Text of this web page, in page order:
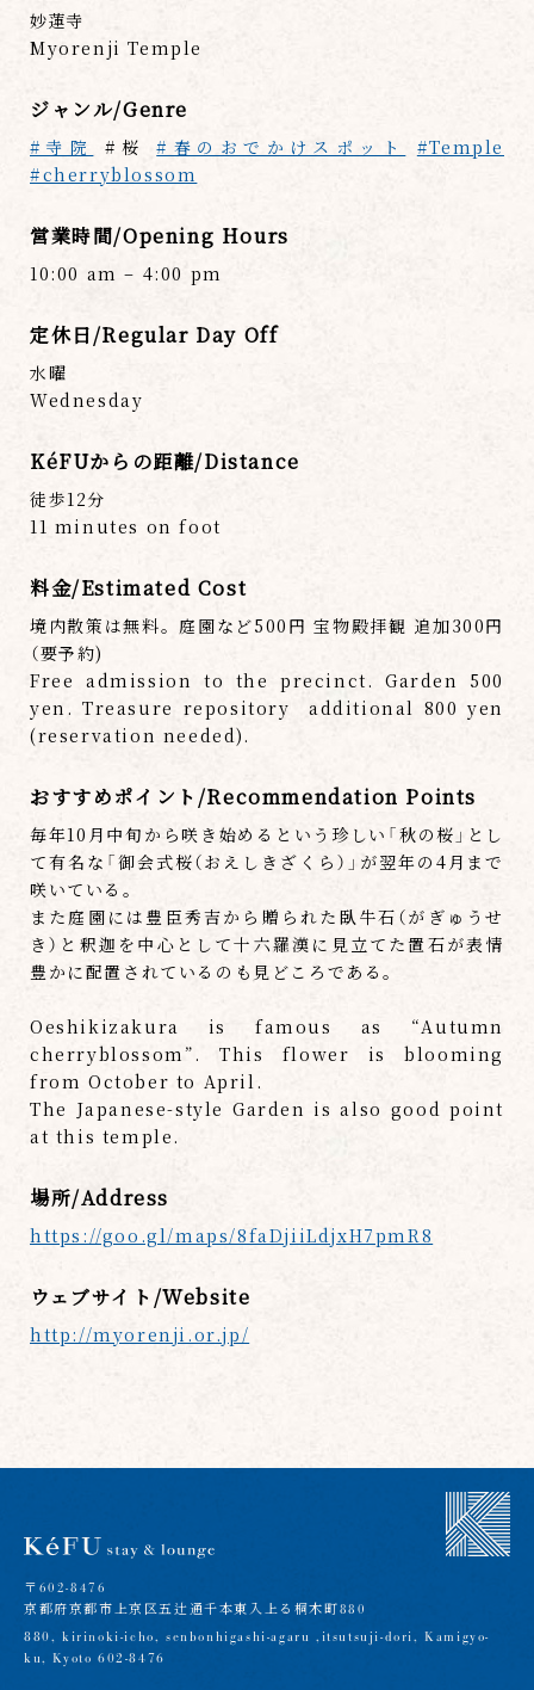
妙蓮寺
Myorenji Temple
ジャンル/Genre
#寺院 #桜#春のおでかけスポット
#Temple
#cherryblossom
営業時間/Opening Hours
10:00 am – 4:00 pm
定休日/Regular Day Off
水曜
Wednesday
KéFUからの距離/Distance
徒歩12分
11 minutes on foot
料金/Estimated Cost
境内散策は無料。庭園など500円 宝物殿拝観 追加300円
（要予約)
Free admission to the precinct. Garden 500
yen. Treasure repository additional 800 yen
(reservation needed).
おすすめポイント/Recommendation Points
毎年10月中旬から咲き始めるという珍しい「秋の桜」とし
て有名な「御会式桜（おえしきざくら）」が翌年の4月まで
咲いている。
また庭園には豊臣秀吉から贈られた臥牛石（がぎゅうせ
き）と釈迦を中心として十六羅漢に見立てた置石が表情
豊かに配置されているのも見どころである。
Oeshikizakura is famous as “Autumn
cherryblossom”. This flower is blooming
from October to April.
The Japanese-style Garden is also good point
at this temple.
場所/Address
https://goo.gl/maps/8faDjiiLdjxH7pmR8
ウェブサイト/Website
http://myorenji.or.jp/
〒602-8476
京都府京都市上京区五辻通千本東入上る桐木町880
880, kirinoki-icho, senbonhigashi-agaru ,itsutsuji-dori, Kamigyo-
ku, Kyoto 602-8476